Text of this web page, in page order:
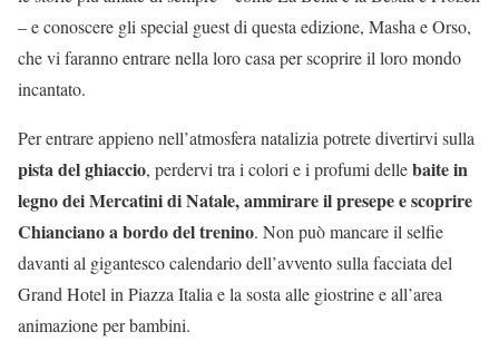
– e conoscere gli special guest di questa edizione, Masha e Orso,
che vi faranno entrare nella loro casa per scoprire il loro mondo
incantato.
Per entrare appieno nell’atmosfera natalizia potrete divertirvi sulla
pista del ghiaccio, perdervi tra i colori e i profumi dellebaite in
legno dei Mercatini di Natale, ammirare il presepe e scoprire
Chianciano a bordo del trenino. Non può mancare il selfie
davanti al gigantesco calendario dell’avvento sulla facciata del
Grand Hotel in Piazza Italia e la sosta alle giostrine e all’area
animazione per bambini.